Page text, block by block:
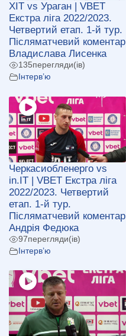
ХІТ vs Ураган | VBET
Екстра ліга 2022/2023.
Четвертий етап. 1-й тур.
Післяматчевий коментар
Владислава Лисенка
135перегляди(ів)
Інтерв’ю
Черкасиобленерго vs
in.IT | VBET Екстра ліга
2022/2023. Четвертий
етап. 1-й тур.
Післяматчевий коментар
Андрія Федюка
97перегляди(ів)
Інтерв’ю